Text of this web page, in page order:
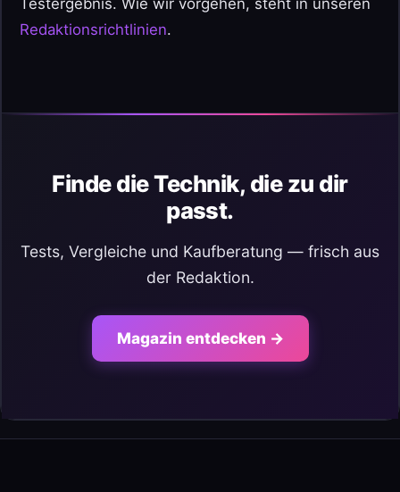
Redaktionsrichtlinien.
Finde die Technik, die zu dir
passt.
Tests, Vergleiche und Kaufberatung — frisch aus
der Redaktion.
Magazin entdecken →